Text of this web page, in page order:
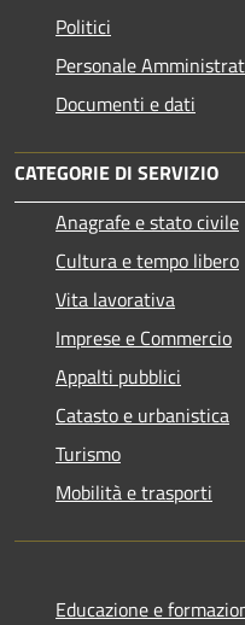
Politici
Personale
Documenti e dati
CATEGORIE DI SERVIZIO
Anagrafe e stato civile
Cultura e tempo libero
Vita lavorativa
Imprese e Commercio
Appalti pubblici
Catasto e urbanistica
Turismo
Mobilità e trasporti
Educazione e